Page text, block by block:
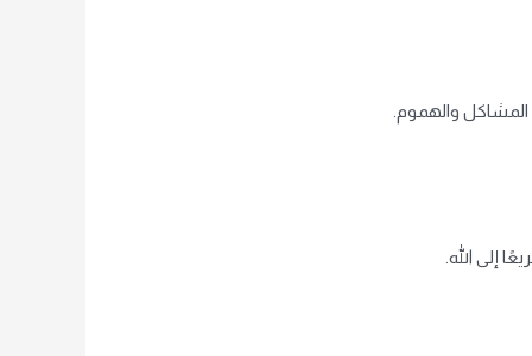
المشاكل والهموم.
إلى الله.